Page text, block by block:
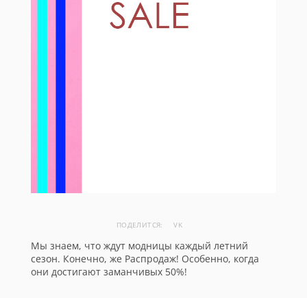
ПОДЕЛИТСЯ: VK
Мы знаем, что ждут модницы каждый летний
сезон. Конечно, же Распродаж! Особенно, когда
они достигают заманчивых 50%!